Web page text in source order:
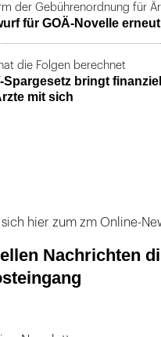
der Gebührenordnung für
für GOÄ-Novelle
die Folgen berechnet
Spargesetz bringt
mit sich
hier zum zm Online-
Nachrichten